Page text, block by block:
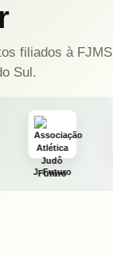
filiados à FJMS
Sul.
AAJNG